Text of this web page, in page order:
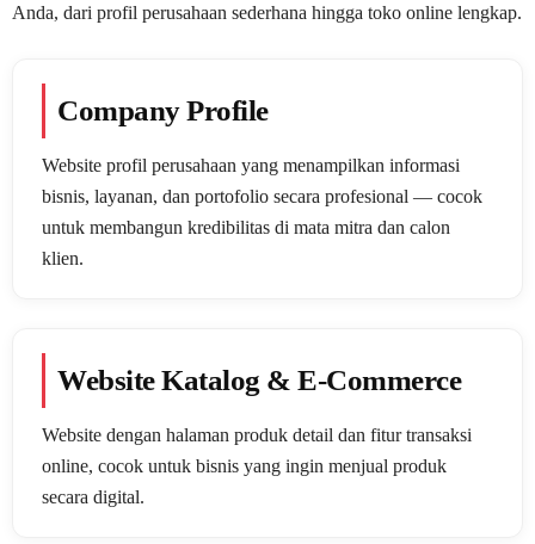
Anda, dari profil perusahaan sederhana hingga toko online lengkap.
Company Profile
Website profil perusahaan yang menampilkan informasi
bisnis, layanan, dan portofolio secara profesional — cocok
untuk membangun kredibilitas di mata mitra dan calon
klien.
Website Katalog & E-Commerce
Website dengan halaman produk detail dan fitur transaksi
online, cocok untuk bisnis yang ingin menjual produk
secara digital.